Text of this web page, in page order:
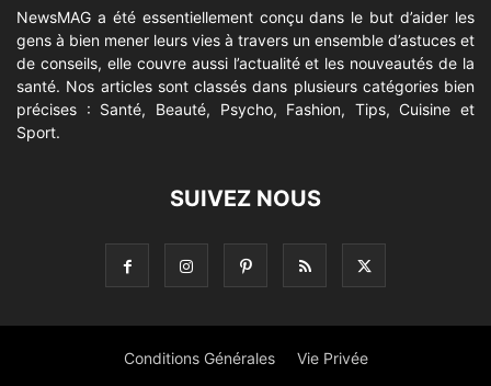
NewsMAG a été essentiellement conçu dans le but d’aider les
gens à bien mener leurs vies à travers un ensemble d’astuces et
de conseils, elle couvre aussi l’actualité et les nouveautés de la
santé. Nos articles sont classés dans plusieurs catégories bien
précises : Santé, Beauté, Psycho, Fashion, Tips, Cuisine et
Sport.
SUIVEZ NOUS
Conditions Générales Vie Privée